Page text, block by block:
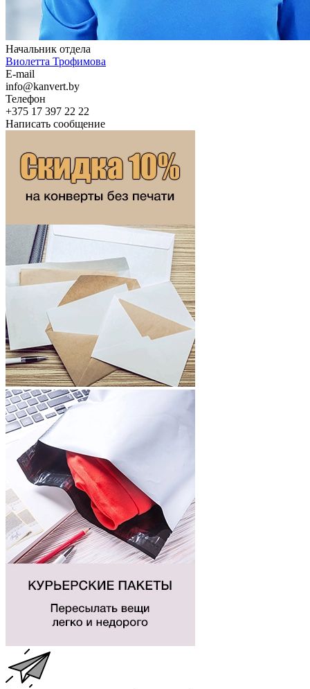
Начальник отдела
Виолетта Трофимова
E-mail
info@kanvert.by
Телефон
+375 17 397 22 22
Написать сообщение